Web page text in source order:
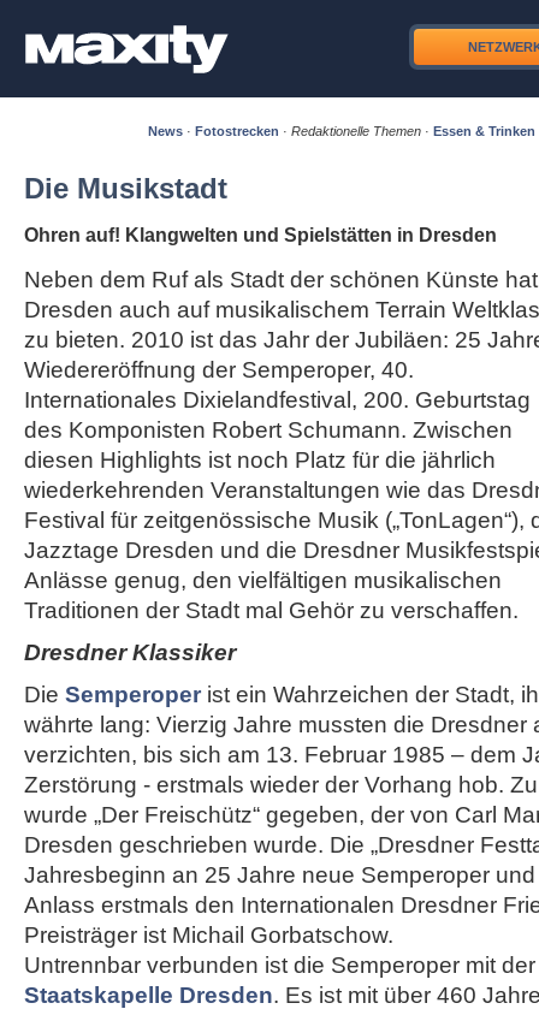
News · Fotostrecken · Redaktionelle Themen · Essen & Trinken
Die Musikstadt
Ohren auf! Klangwelten und Spielstätten in Dresden
Neben dem Ruf als Stadt der schönen Künste hat
Dresden auch auf musikalischem Terrain
zu bieten. 2010 ist das Jahr der Jubiläen: 25
Wiedereröffnung der Semperoper, 40.
Internationales Dixielandfestival, 200. Geburtstag
des Komponisten Robert Schumann. Zwischen
diesen Highlights ist noch Platz für die jährlich
wiederkehrenden Veranstaltungen wie das
Festival für zeitgenössische Musik („TonLagen“),
Jazztage Dresden und die Dresdner
Anlässe genug, den vielfältigen musikalischen
Traditionen der Stadt mal Gehör zu verschaffen.
Dresdner Klassiker
Die Semperoper ist ein Wahrzeichen der Stadt,
währte lang: Vierzig Jahre mussten die Dresdner
verzichten, bis sich am 13. Februar 1985 – dem
Zerstörung - erstmals wieder der Vorhang hob.
wurde „Der Freischütz“ gegeben, der von Carl
Dresden geschrieben wurde. Die „Dresdner
Jahresbeginn an 25 Jahre neue Semperoper
Anlass erstmals den Internationalen Dresdner
Preisträger ist Michail Gorbatschow.
Untrennbar verbunden ist die Semperoper mit
Staatskapelle Dresden. Es ist mit über 460